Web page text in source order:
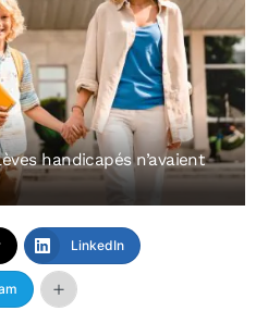
handicapés n’avaient
LinkedIn